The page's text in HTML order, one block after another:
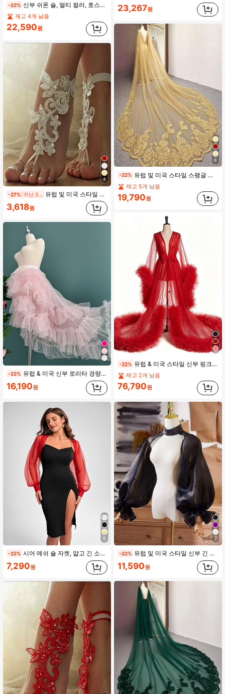
-22% 신부 쉬폰 숄, 멀티 컬러, 호스티스, 이브닝 드레스, 공연, 사진 액세서리 여성 가을 의류, 여름, 해변, 결혼식
재고 4개 남음
22,590원
4
-27% 유럽 및 미국 스타일 레이스 발목 양말, 이국적인 해변 웨딩 액세서리, 우아한, 파티
3,618원
-22% 유럽 & 미국 신부 로리타 경량 광택 1피스 레이스업 3단 플로럴 웨딩 페티코트 스커트 트레인 포함
16,190원
6
-22% 시어 메쉬 숄 자켓, 얇고 긴 소매, 미니멀리스트 디자인, 섹시하고 투명한, 신부 숄 가을 여성 의류
7,290원
23,267원
6
-22% 유럽 및 미국 스타일 스팽글 레이스 롱 고급 럭셔리 웨딩 드레스, 다용도 트레인 및 숄 포함
재고 5개 남음
19,790원
-22% 유럽 & 미국 스타일 신부 핑크 로맨틱 롱 로브 모닝 가운 시어 섹시 커버업 무대 공연 스튜디오 촬영용 다용도 숄
재고 2개 남음
76,790원
7
-22% 유럽 및 미국 스타일 신부 긴 소매 숄더 데코 쉬폰 숄, 웨딩 드레스용 다용도 액세서리
11,590원